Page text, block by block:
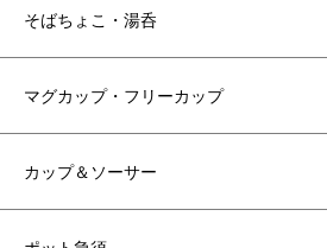
そばちょこ・湯呑
マグカップ・フリーカップ
カップ＆ソーサー